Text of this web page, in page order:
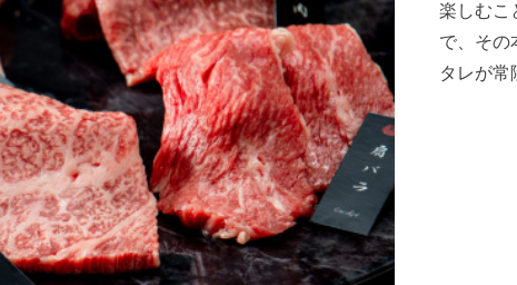
楽しむこ
で、その
タレが常